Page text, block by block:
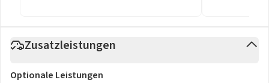
Zusatzleistungen
Optionale Leistungen